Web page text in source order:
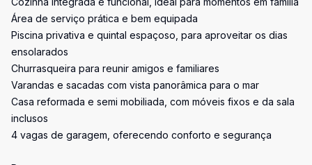
Área de serviço prática e bem equipada
Piscina privativa e quintal espaçoso, para aproveitar os dias
ensolarados
Churrasqueira para reunir amigos e familiares
Varandas e sacadas com vista panorâmica para o mar
Casa reformada e semi mobiliada, com móveis fixos e da sala
inclusos
4 vagas de garagem, oferecendo conforto e segurança